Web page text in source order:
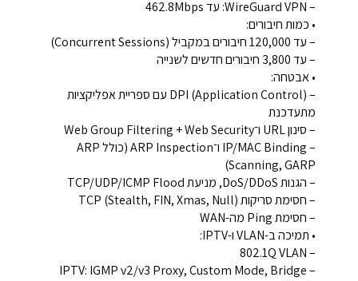
– WireGuard VPN: עד ‎462.8Mbps‎
• כמות חיבורים:
– עד ‎120,000‎ חיבורים במקביל (Concurrent Sessions)
– עד ‎3,800‎ חיבורים חדשים לשנייה
• אבטחה:
– DPI (Application Control) עם ספריית אפליקציות
מתעדכנת
– סינון URL ו־Web Group Filtering + Web Security
– IP/MAC Binding ו־ARP Inspection (כולל ARP
Scanning, GARP)
– הגנות DoS/DDoS, מניעת TCP/UDP/ICMP Flood
– חסימת סריקות TCP (Stealth, FIN, Xmas, Null)
– חסימת Ping מה-WAN
• תמיכה ב-VLAN ו-IPTV:
– ‎802.1Q VLAN‎
– IPTV: IGMP v2/v3 Proxy, Custom Mode, Bridge